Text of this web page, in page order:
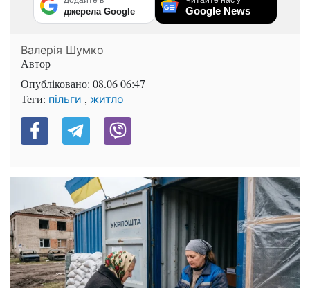
джерела Google Google News
Валерія Шумко
Автор
Опубліковано: 08.06 06:47
Теги: пільги , житло